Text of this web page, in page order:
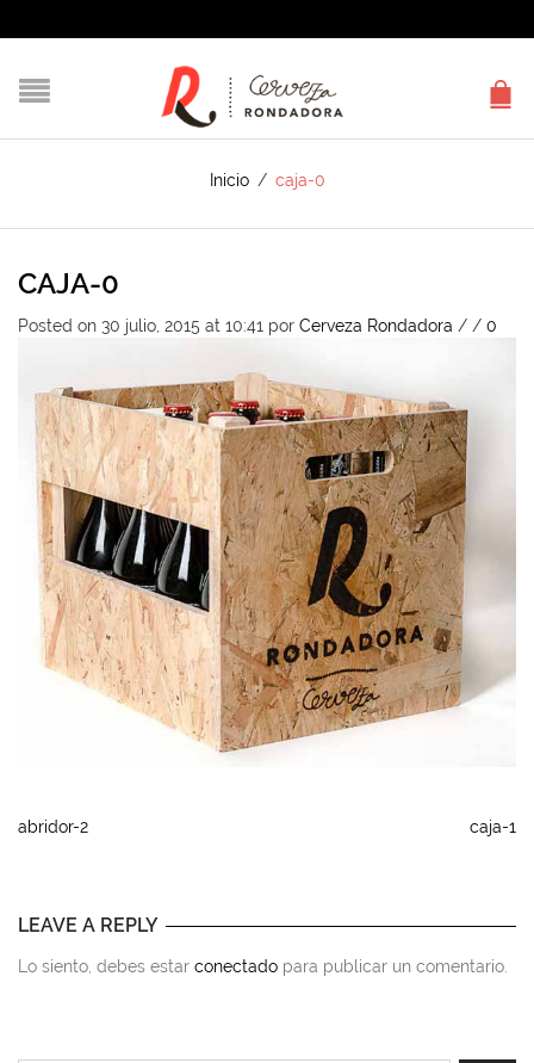
Inicio / caja-0
CAJA-0
Posted on 30 julio, 2015 at 10:41 por Cerveza Rondadora / / 0
abridor-2 caja-1
LEAVE A REPLY
Lo siento, debes estar conectado para publicar un comentario.